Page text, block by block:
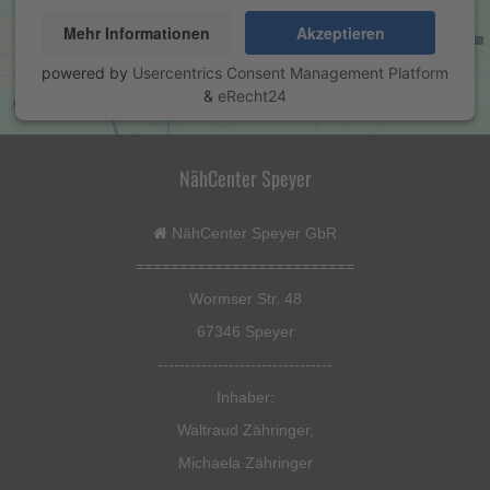
Mehr Informationen Akzeptieren
powered by Usercentrics Consent Management Platform
& eRecht24
NähCenter Speyer
NähCenter Speyer GbR
=========================
Wormser Str. 48
67346 Speyer
--------------------------------
Inhaber:
Waltraud Zähringer,
Michaela Zähringer